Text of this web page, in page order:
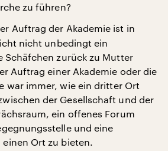
zu führen?
Auftrag der Akademie ist in
nicht unbedingt ein
Schäfchen zurück zu Mutter
Auftrag einer Akademie oder die
war immer, wie ein dritter Ort
der Gesellschaft und der
ein offenes Forum
und eine
Ort zu bieten.